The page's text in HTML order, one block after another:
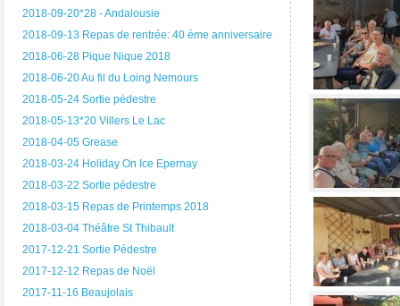
2018-09-20*28 - Andalousie
2018-09-13 Repas de rentrée: 40 éme anniversaire
2018-06-28 Pique Nique 2018
2018-06-20 Au fil du Loing Nemours
2018-05-24 Sortie pédestre
2018-05-13*20 Villers Le Lac
2018-04-05 Grease
2018-03-24 Holiday On Ice Epernay
2018-03-22 Sortie pédestre
2018-03-15 Repas de Printemps 2018
2018-03-04 Théâtre St Thibault
2017-12-21 Sortie Pédestre
2017-12-12 Repas de Noël
2017-11-16 Beaujolais